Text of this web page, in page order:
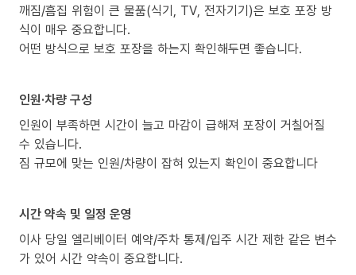
깨짐/흠집 위험이 큰 물품(식기, TV, 전자기기)은 보호 포장 방
식이 매우 중요합니다.
어떤 방식으로 보호 포장을 하는지 확인해두면 좋습니다.
인원·차량 구성
인원이 부족하면 시간이 늘고 마감이 급해져 포장이 거칠어질
수 있습니다.
짐 규모에 맞는 인원/차량이 잡혀 있는지 확인이 중요합니다
시간 약속 및 일정 운영
이사 당일 엘리베이터 예약/주차 통제/입주 시간 제한 같은 변수
가 있어 시간 약속이 중요합니다.